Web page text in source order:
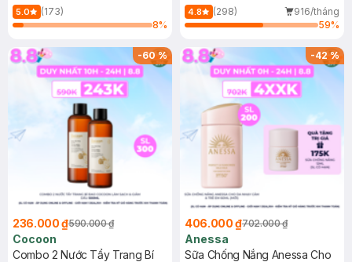
150ml
5.0
(173)
8%
4.8 (298)
916/tháng
59%
-60%
236.000 ₫590.000 ₫
Cocoon
Combo 2 Nước Tẩy Trang Bí
-42%
406.000 ₫702.000 ₫
Anessa
Sữa Chống Nắng Anessa Cho